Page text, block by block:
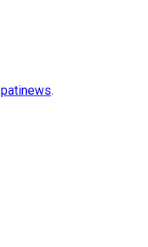
patinews.